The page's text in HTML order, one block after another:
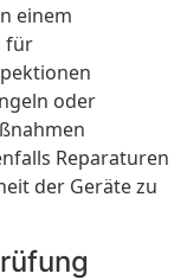
einem
für
oder
Reparaturen
der Geräte zu